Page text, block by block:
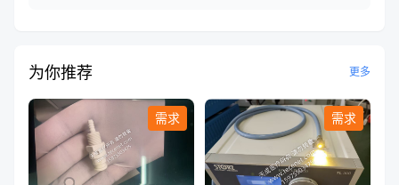
为你推荐 更多
需求 需求